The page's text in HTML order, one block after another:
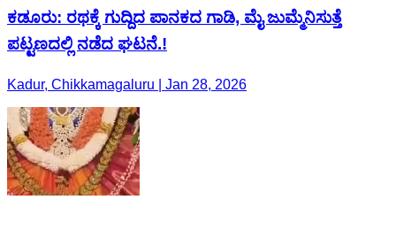
ಕಡೂರು: ರಥಕ್ಕೆ ಗುದ್ದಿದ ಪಾನಕದ ಗಾಡಿ, ಮೈ ಜುಮ್ಮೆನಿಸುತ್ತೆ
ಪಟ್ಟಣದಲ್ಲಿ ನಡೆದ ಘಟನೆ.!
Kadur, Chikkamagaluru | Jan 28, 2026